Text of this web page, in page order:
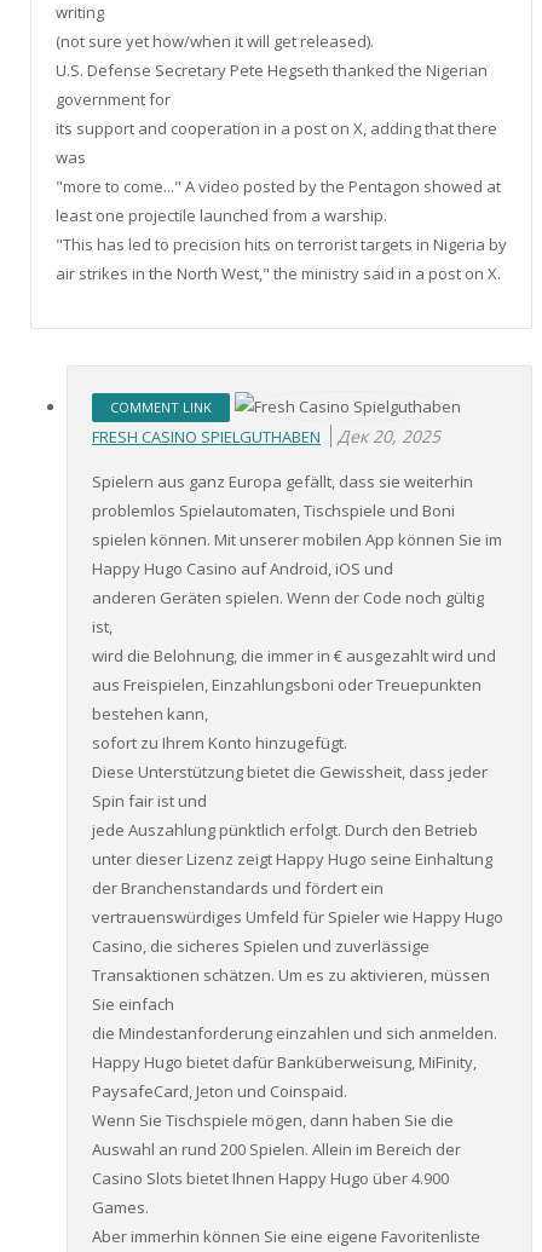
writing
(not sure yet how/when it will get released).
U.S. Defense Secretary Pete Hegseth thanked the Nigerian
government for
its support and cooperation in a post on X, adding that there
was
"more to come..." A video posted by the Pentagon showed at
least one projectile launched from a warship.
"This has led to precision hits on terrorist targets in Nigeria by
air strikes in the North West," the ministry said in a post on X.
COMMENT LINK
FRESH CASINO SPIELGUTHABEN Дек 20, 2025
Spielern aus ganz Europa gefällt, dass sie weiterhin
problemlos Spielautomaten, Tischspiele und Boni
spielen können. Mit unserer mobilen App können Sie im
Happy Hugo Casino auf Android, iOS und
anderen Geräten spielen. Wenn der Code noch gültig
ist,
wird die Belohnung, die immer in € ausgezahlt wird und
aus Freispielen, Einzahlungsboni oder Treuepunkten
bestehen kann,
sofort zu Ihrem Konto hinzugefügt.
Diese Unterstützung bietet die Gewissheit, dass jeder
Spin fair ist und
jede Auszahlung pünktlich erfolgt. Durch den Betrieb
unter dieser Lizenz zeigt Happy Hugo seine Einhaltung
der Branchenstandards und fördert ein
vertrauenswürdiges Umfeld für Spieler wie Happy Hugo
Casino, die sicheres Spielen und zuverlässige
Transaktionen schätzen. Um es zu aktivieren, müssen
Sie einfach
die Mindestanforderung einzahlen und sich anmelden.
Happy Hugo bietet dafür Banküberweisung, MiFinity,
PaysafeCard, Jeton und Coinspaid.
Wenn Sie Tischspiele mögen, dann haben Sie die
Auswahl an rund 200 Spielen. Allein im Bereich der
Casino Slots bietet Ihnen Happy Hugo über 4.900
Games.
Aber immerhin können Sie eine eigene Favoritenliste